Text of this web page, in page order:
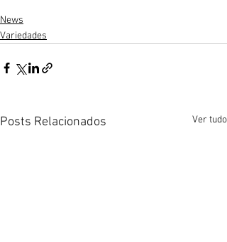
News
Variedades
Posts Relacionados Ver tudo